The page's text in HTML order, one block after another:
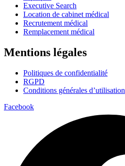
Executive Search
Location de cabinet médical
Recrutement médical
Remplacement médical
Mentions légales
Politiques de confidentialité
RGPD
Conditions générales d’utilisation
Facebook